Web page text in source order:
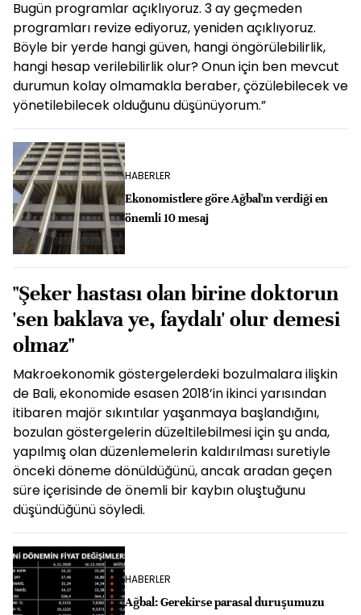
Bugün programlar açıklıyoruz. 3 ay geçmeden
programları revize ediyoruz, yeniden açıklıyoruz.
Böyle bir yerde hangi güven, hangi öngörülebilirlik,
hangi hesap verilebilirlik olur? Onun için ben mevcut
durumun kolay olmamakla beraber, çözülebilecek ve
yönetilebilecek olduğunu düşünüyorum.”
HABERLER
Ekonomistlere göre Ağbal'ın verdiği en
önemli 10 mesaj
"Şeker hastası olan birine doktorun
'sen baklava ye, faydalı' olur demesi
olmaz"
Makroekonomik göstergelerdeki bozulmalara ilişkin
de Bali, ekonomide esasen 2018’in ikinci yarısından
itibaren majör sıkıntılar yaşanmaya başlandığını,
bozulan göstergelerin düzeltilebilmesi için şu anda,
yapılmış olan düzenlemelerin kaldırılması suretiyle
önceki döneme dönüldüğünü, ancak aradan geçen
süre içerisinde de önemli bir kaybın oluştuğunu
düşündüğünü söyledi.
HABERLER
Ağbal: Gerekirse parasal duruşumuzu